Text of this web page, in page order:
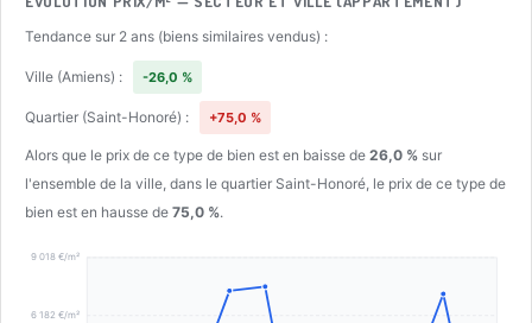
Tendance sur 2 ans (biens similaires vendus) :
Ville (Amiens) : -26,0 %
Quartier (Saint-Honoré) : +75,0 %
Alors que le prix de ce type de bien est en baisse de 26,0 % sur
l'ensemble de la ville, dans le quartier Saint-Honoré, le prix de ce type de
bien est en hausse de 75,0 %.
9 018 €/m²
6 182 €/m²